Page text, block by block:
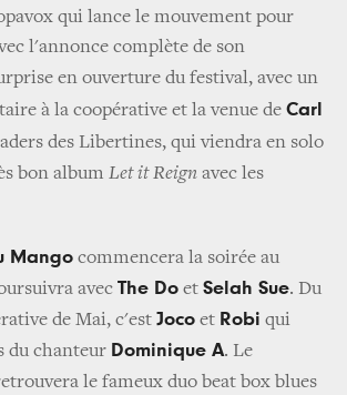
qui lance le mouvement pour
l'annonce complète de son
en ouverture du festival, avec un
à la coopérative et la venue de Carl
des Libertines, qui viendra en solo
bon album Let it Reign avec les
Mango commencera la soirée au
avec The Do et Selah Sue. Du
de Mai, c'est Joco et Robi qui
du chanteur Dominique A. Le
le fameux duo beat box blues